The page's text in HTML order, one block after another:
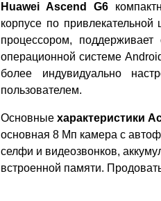
Huawei Ascend G6
корпусе по
процессором,
операционной системе
более индувидуально
пользователем.
Основные характеристики
основная 8 Мп камера с
селфи и видеозвонков,
встроенной памяти.